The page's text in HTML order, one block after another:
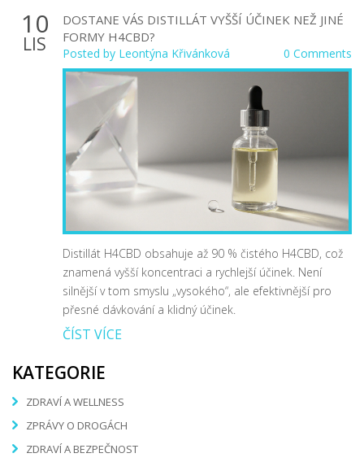
10
LIS
DOSTANE VÁS DISTILLÁT VYŠŠÍ ÚČINEK NEŽ JINÉ
FORMY H4CBD?
Posted by Leontýna Křivánková 0 Comments
Distillát H4CBD obsahuje až 90 % čistého H4CBD, což
znamená vyšší koncentraci a rychlejší účinek. Není
silnější v tom smyslu „vysokého“, ale efektivnější pro
přesné dávkování a klidný účinek.
ČÍST VÍCE
KATEGORIE
ZDRAVÍ A WELLNESS
ZPRÁVY O DROGÁCH
ZDRAVÍ A BEZPEČNOST